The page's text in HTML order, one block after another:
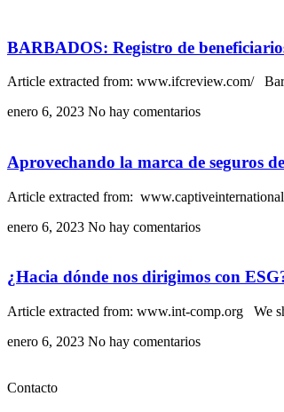
BARBADOS: Registro de
Article extracted from: www.ifcreview.com/
enero 6, 2023 No hay comentarios
Aprovechando la marca de seguros
Article extracted from:
enero 6, 2023 No hay comentarios
¿Hacia dónde nos dirigimos con
Article extracted from: www.int-comp.org We
enero 6, 2023 No hay comentarios
Contacto